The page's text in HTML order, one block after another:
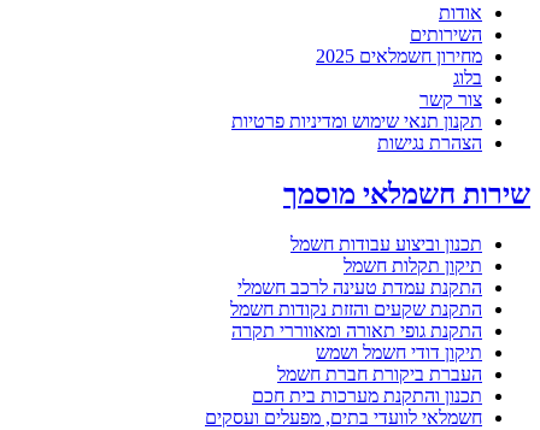
אודות
השירותים
מחירון חשמלאים 2025
בלוג
צור קשר
תקנון תנאי שימוש ומדיניות פרטיות
הצהרת נגישות
שירות חשמלאי מוסמך
תכנון וביצוע עבודות חשמל
תיקון תקלות חשמל
התקנת עמדת טעינה לרכב חשמלי
התקנת שקעים והזזת נקודות חשמל
התקנת גופי תאורה ומאווררי תקרה
תיקון דודי חשמל ושמש
העברת ביקורת חברת חשמל
תכנון והתקנת מערכות בית חכם
חשמלאי לוועדי בתים, מפעלים ועסקים